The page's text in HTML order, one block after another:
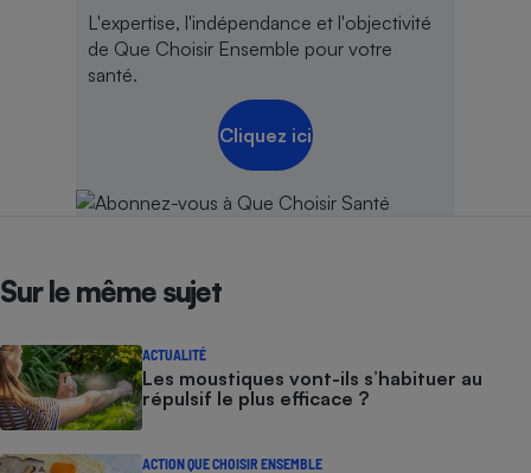
L'expertise, l'indépendance et l'objectivité
de Que Choisir Ensemble pour votre
santé.
Cliquez ici
Sur le même sujet
ACTUALITÉ
Les moustiques vont-ils s’habituer au
répulsif le plus efficace ?
ACTION QUE CHOISIR ENSEMBLE